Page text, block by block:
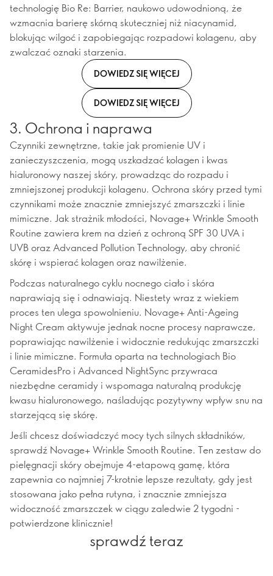
technologię Bio Re: Barrier, naukowo udowodnioną, że
wzmacnia barierę skórną skuteczniej niż niacynamid,
blokując wilgoć i zapobiegając rozpadowi kolagenu, aby
zwalczać oznaki starzenia.
DOWIEDZ SIĘ WIĘCEJ
DOWIEDZ SIĘ WIĘCEJ
3. Ochrona i naprawa
Czynniki zewnętrzne, takie jak promienie UV i
zanieczyszczenia, mogą uszkadzać kolagen i kwas
hialuronowy naszej skóry, prowadząc do rozpadu i
zmniejszonej produkcji kolagenu. Ochrona skóry przed tymi
czynnikami może znacznie zmniejszyć zmarszczki i linie
mimiczne. Jak strażnik młodości, Novage+ Wrinkle Smooth
Routine zawiera krem na dzień z ochroną SPF 30 UVA i
UVB oraz Advanced Pollution Technology, aby chronić
skórę i wspierać kolagen oraz nawilżenie.
Podczas naturalnego cyklu nocnego ciało i skóra
naprawiają się i odnawiają. Niestety wraz z wiekiem
proces ten ulega spowolnieniu. Novage+ Anti-Ageing
Night Cream aktywuje jednak nocne procesy naprawcze,
poprawiając nawilżenie i widocznie redukując zmarszczki
i linie mimiczne. Formuła oparta na technologiach Bio
CeramidesPro i Advanced NightSync przywraca
niezbędne ceramidy i wspomaga naturalną produkcję
kwasu hialuronowego, naśladując pozytywny wpływ snu na
starzejącą się skórę.
Jeśli chcesz doświadczyć mocy tych silnych składników,
sprawdź Novage+ Wrinkle Smooth Routine. Ten zestaw do
pielęgnacji skóry obejmuje 4-etapową gamę, która
zapewnia co najmniej 7-krotnie lepsze rezultaty, gdy jest
stosowana jako pełna rutyna, i znacznie zmniejsza
widoczność zmarszczek w ciągu zaledwie 2 tygodni -
potwierdzone klinicznie!
sprawdź teraz